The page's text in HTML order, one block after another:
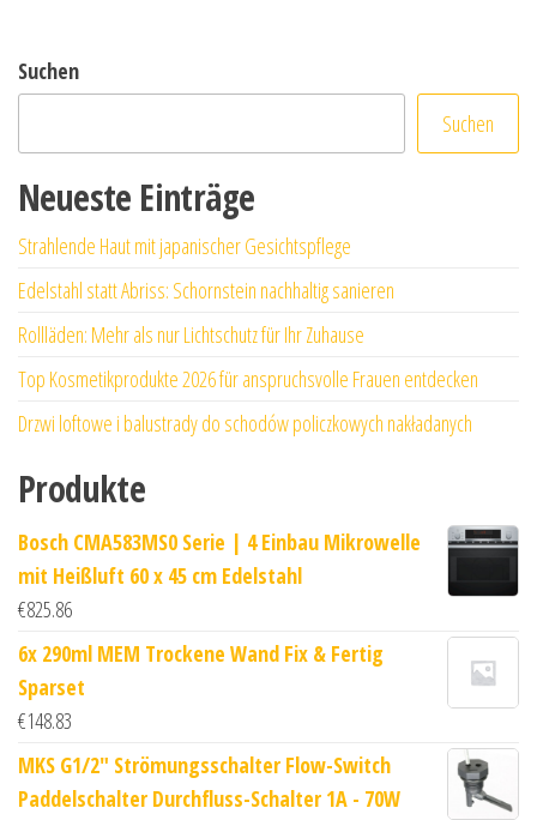
Suchen
Suchen
Neueste Einträge
Strahlende Haut mit japanischer Gesichtspflege
Edelstahl statt Abriss: Schornstein nachhaltig sanieren
Rollläden: Mehr als nur Lichtschutz für Ihr Zuhause
Top Kosmetikprodukte 2026 für anspruchsvolle Frauen entdecken
Drzwi loftowe i balustrady do schodów policzkowych nakładanych
Produkte
Bosch CMA583MS0 Serie | 4 Einbau Mikrowelle
mit Heißluft 60 x 45 cm Edelstahl
€825.86
6x 290ml MEM Trockene Wand Fix & Fertig
Sparset
€148.83
MKS G1/2" Strömungsschalter Flow-Switch
Paddelschalter Durchfluss-Schalter 1A - 70W